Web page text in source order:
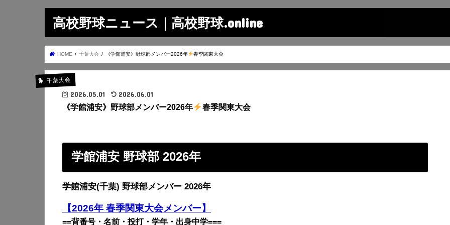
高校野球ニュース｜高校野球.online
HOME 千葉大会 《学館浦安》野球部メンバー2026年 春季関東大会
千葉大会
2026.05.01 2026.06.01
《学館浦安》野球部メンバー2026年 春季関東大会
学館浦安 野球部 2026年
学館浦安(千葉) 野球部メンバー 2026年
【2026年 春季関東大会メンバー】
==背番号・名前・投打・学年・出身中学===